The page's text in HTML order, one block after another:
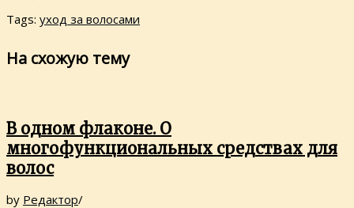
Tags: уход за волосами
На схожую тему
В одном флаконе. О
многофункциональных средствах для
волос
by Редактор/